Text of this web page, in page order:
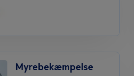
Myrebekæmpelse